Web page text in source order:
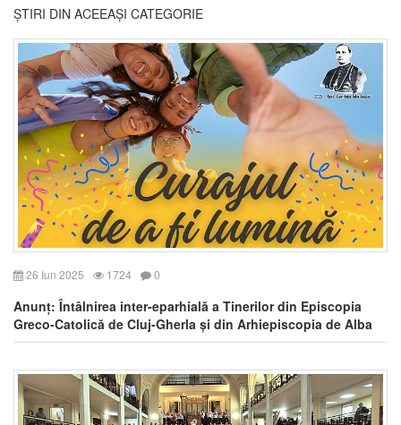
ȘTIRI DIN ACEEAȘI CATEGORIE
26 Iun 2025 1724 0
Anunț: Întâlnirea inter-eparhială a Tinerilor din Episcopia
Greco-Catolică de Cluj-Gherla și din Arhiepiscopia de Alba
Iulia și Făgăraș